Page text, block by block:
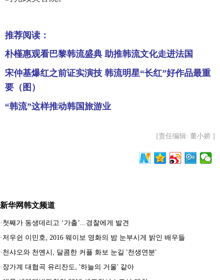
推荐阅读：
朴槿惠观看巴黎韩流盛典 助推韩流文化走进法国
宋仲基爆红之前证实演技 韩流明星“长红”好作品最重
要（图）
“韩流”这样推动韩国旅游业
[责任编辑: 董小娇 ]
新华网韩文频道
· 첫째가 동생데리고 ‘가출’...경찰에게 발견
· 저우쉰 이민호, 2016 웨이보 영화의 밤 눈부시게 밝인 배우들
· 천샤오와 천옌시, 달콤한 커플 화보 눈길 '천생연분'
· 장가계 대협곡 유리잔도, '하늘의 거울' 같아